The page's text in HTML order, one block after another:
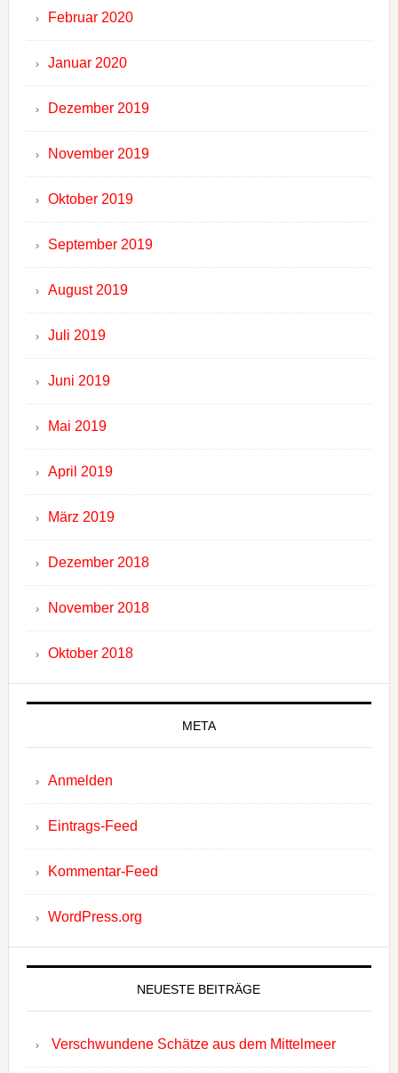
Februar 2020
Januar 2020
Dezember 2019
November 2019
Oktober 2019
September 2019
August 2019
Juli 2019
Juni 2019
Mai 2019
April 2019
März 2019
Dezember 2018
November 2018
Oktober 2018
META
Anmelden
Eintrags-Feed
Kommentar-Feed
WordPress.org
NEUESTE BEITRÄGE
Verschwundene Schätze aus dem Mittelmeer